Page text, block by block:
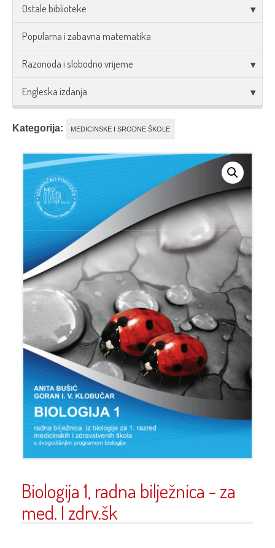
Ostale biblioteke
Popularna i zabavna matematika
Razonoda i slobodno vrijeme
Engleska izdanja
Kategorija: MEDICINSKE I SRODNE ŠKOLE
Biologija 1, radna bilježnica - za
med. I zdrv.šk